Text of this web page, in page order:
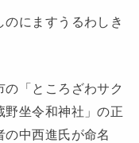
にますうるわしき
「ところざわサク
野坐令和神社」の正
中西進氏が命名